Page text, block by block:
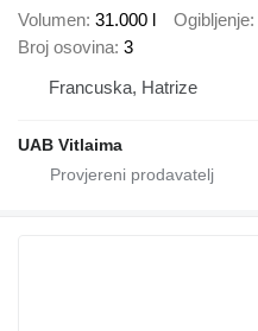
Volumen 31.000 l Ogibljenje
Broj osovina 3
Francuska, Hatrize
UAB Vitlaima